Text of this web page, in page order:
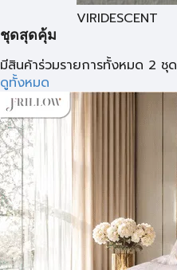
VIRIDESCENT
ชุดสุดคุ้ม
มีสินค้าร่วมรายการทั้งหมด 2 ชุด
ดูทั้งหมด